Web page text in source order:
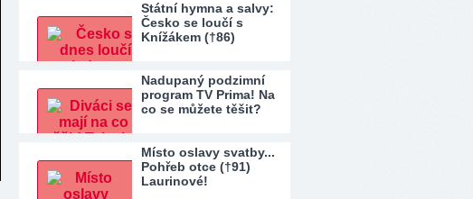
Státní hymna a salvy:
Česko se loučí s
Knížákem (†86)
Nadupaný podzimní
program TV Prima! Na
co se můžete těšit?
Místo oslavy svatby...
Pohřeb otce (†91)
Laurinové!